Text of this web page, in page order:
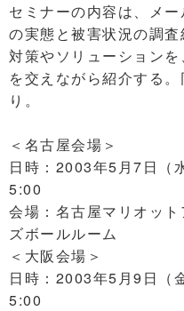
セミナーの内容は、メ
の実態と被害状況の調
対策やソリューション
を交えながら紹介する
り。
＜名古屋会場＞
日時：2003年5月7日（
5:00
会場：名古屋マリオッ
ズボールルーム
＜大阪会場＞
日時：2003年5月9日（
5:00